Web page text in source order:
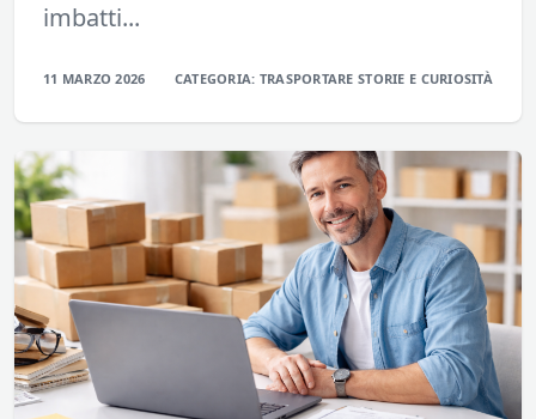
imbatti...
11 MARZO 2026 CATEGORIA: TRASPORTARESTORIE E CURIOSITÀ